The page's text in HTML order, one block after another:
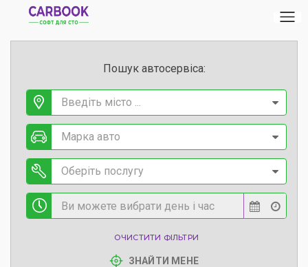
Пошук автосервіса:
Введіть місто ...
Марка авто
Оберіть послугу
ОЧИСТИТИ ФІЛЬТРИ
ЗНАЙТИ МЕНЕ